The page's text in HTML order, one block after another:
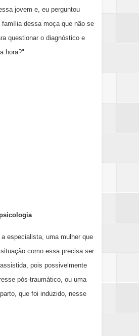
jovem e, eu perguntou
família dessa moça que não se
questionar o diagnóstico e
hora?".
a especialista, uma mulher que
como essa precisa ser
pois possivelmente
pós-traumático, ou uma
que foi induzido, nesse